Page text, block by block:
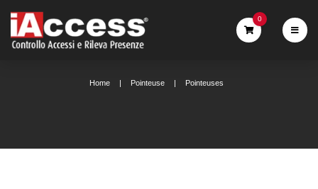
0
Home Pointeuse Pointeuses